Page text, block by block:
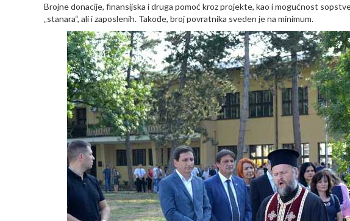
Brojne donacije, finansijska i druga pomoć kroz projekte, kao i mogućnost
„stanara“, ali i zaposlenih. Takođe, broj povratnika sveden je na minimum.